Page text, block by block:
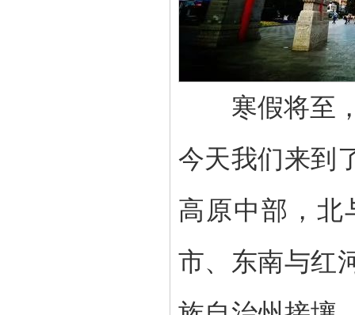
寒假将至
今天我们来到
高原中部，北
市、东南与红